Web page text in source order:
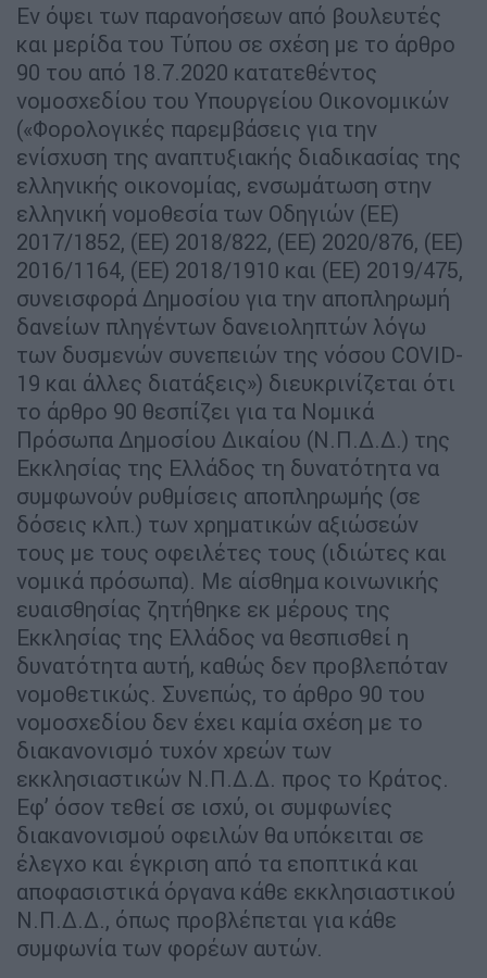
Εν όψει των παρανοήσεων από βουλευτές
και μερίδα του Τύπου σε σχέση με το άρθρο
90 του από 18.7.2020 κατατεθέντος
νομοσχεδίου του Υπουργείου Οικονομικών
(«Φορολογικές παρεμβάσεις για την
ενίσχυση της αναπτυξιακής διαδικασίας της
ελληνικής οικονομίας, ενσωμάτωση στην
ελληνική νομοθεσία των Οδηγιών (ΕΕ)
2017/1852, (ΕΕ) 2018/822, (ΕΕ) 2020/876, (ΕΕ)
2016/1164, (ΕΕ) 2018/1910 και (ΕΕ) 2019/475,
συνεισφορά Δημοσίου για την αποπληρωμή
δανείων πληγέντων δανειοληπτών λόγω
των δυσμενών συνεπειών της νόσου COVID-
19 και άλλες διατάξεις») διευκρινίζεται ότι
το άρθρο 90 θεσπίζει για τα Νομικά
Πρόσωπα Δημοσίου Δικαίου (Ν.Π.Δ.Δ.) της
Εκκλησίας της Ελλάδος τη δυνατότητα να
συμφωνούν ρυθμίσεις αποπληρωμής (σε
δόσεις κλπ.) των χρηματικών αξιώσεών
τους με τους οφειλέτες τους (ιδιώτες και
νομικά πρόσωπα). Με αίσθημα κοινωνικής
ευαισθησίας ζητήθηκε εκ μέρους της
Εκκλησίας της Ελλάδος να θεσπισθεί η
δυνατότητα αυτή, καθώς δεν προβλεπόταν
νομοθετικώς. Συνεπώς, το άρθρο 90 του
νομοσχεδίου δεν έχει καμία σχέση με το
διακανονισμό τυχόν χρεών των
εκκλησιαστικών Ν.Π.Δ.Δ. προς το Κράτος.
Εφ’ όσον τεθεί σε ισχύ, οι συμφωνίες
διακανονισμού οφειλών θα υπόκειται σε
έλεγχο και έγκριση από τα εποπτικά και
αποφασιστικά όργανα κάθε εκκλησιαστικού
Ν.Π.Δ.Δ., όπως προβλέπεται για κάθε
συμφωνία των φορέων αυτών.